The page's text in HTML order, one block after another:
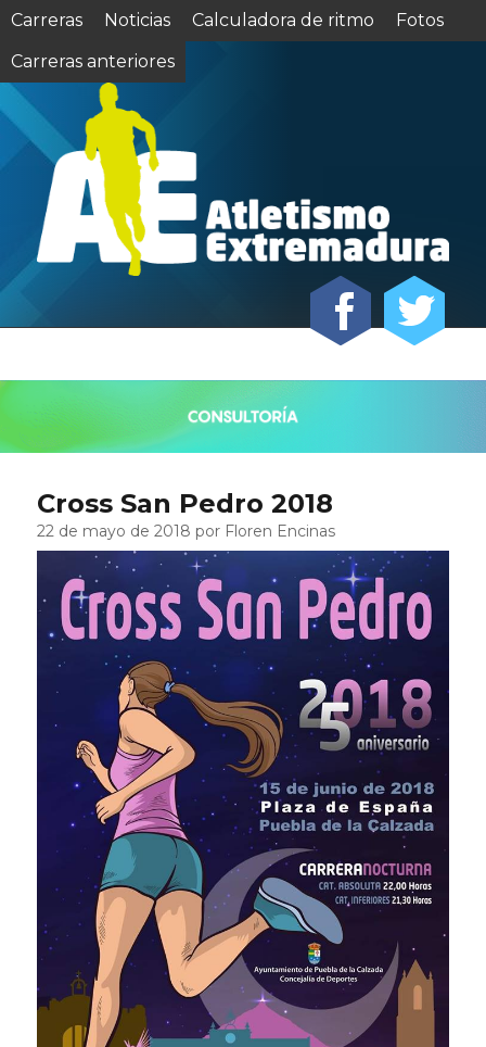
Carreras Noticias Calculadora de ritmo
Fotos
Carreras anteriores
Cross San Pedro 2018
22 de mayo de 2018 por Floren Encinas